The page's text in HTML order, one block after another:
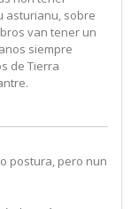
asturianu, sobre
van tener un
siempre
de Tierra
postura, pero nun